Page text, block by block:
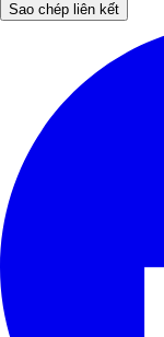
Sao chép liên kết